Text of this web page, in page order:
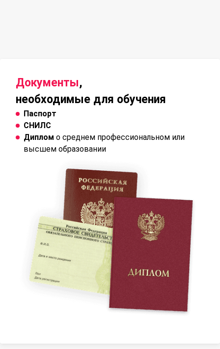
Документы,
необходимые для обучения
Паспорт
СНИЛС
Диплом о среднем профессиональном или
высшем образовании